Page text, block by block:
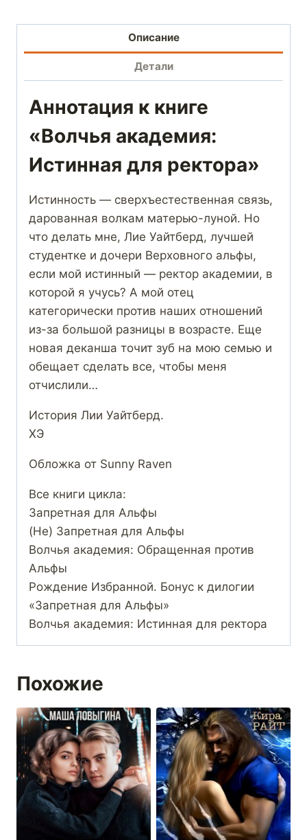
Описание
Детали
Аннотация к книге
«Волчья академия:
Истинная для ректора»
Истинность — сверхъестественная связь,
дарованная волкам матерью-луной. Но
что делать мне, Лие Уайтберд, лучшей
студентке и дочери Верховного альфы,
если мой истинный — ректор академии, в
которой я учусь? А мой отец
категорически против наших отношений
из-за большой разницы в возрасте. Еще
новая деканша точит зуб на мою семью и
обещает сделать все, чтобы меня
отчислили…
История Лии Уайтберд.
ХЭ
Обложка от Sunny Raven
Все книги цикла:
Запретная для Альфы
(Не) Запретная для Альфы
Волчья академия: Обращенная против
Альфы
Рождение Избранной. Бонус к дилогии
«Запретная для Альфы»
Волчья академия: Истинная для ректора
Похожие